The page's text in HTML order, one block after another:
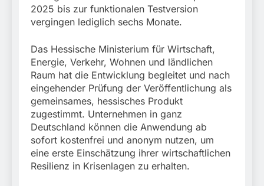
2025 bis zur funktionalen Testversion
vergingen lediglich sechs Monate.
Das Hessische Ministerium für Wirtschaft,
Energie, Verkehr, Wohnen und ländlichen
Raum hat die Entwicklung begleitet und nach
eingehender Prüfung der Veröffentlichung als
gemeinsames, hessisches Produkt
zugestimmt. Unternehmen in ganz
Deutschland können die Anwendung ab
sofort kostenfrei und anonym nutzen, um
eine erste Einschätzung ihrer wirtschaftlichen
Resilienz in Krisenlagen zu erhalten.